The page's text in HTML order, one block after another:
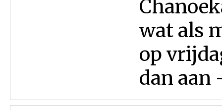
wat als
op
dan aan